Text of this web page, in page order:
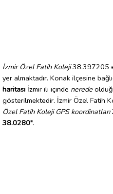
İzmir Özel Fatih Koleji38.397205
yer almaktadır. Konak ilçesine
haritası İzmir ili içinde nerede
gösterilmektedir. İzmir Özel Fatih
Özel Fatih Koleji GPS koordinatları
38.0280".